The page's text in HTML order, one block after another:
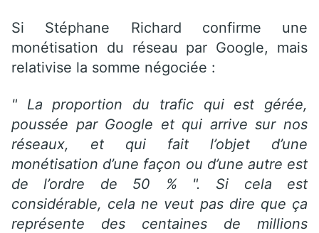
Si Stéphane Richard confirme une
monétisation du réseau par Google, mais
relativise la somme négociée :
" La proportion du trafic qui est gérée,
poussée par Google et qui arrive sur nos
réseaux, et qui fait l’objet d’une
monétisation d’une façon ou d’une autre est
de l’ordre de 50 % ". Si cela est
considérable, cela ne veut pas dire que ça
représente des centaines de millions